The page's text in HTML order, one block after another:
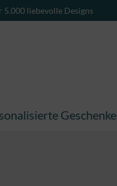
5.000 liebevolle Designs
Geschenke